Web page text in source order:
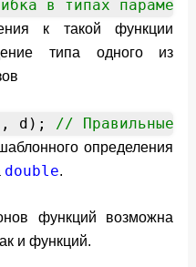
в типах
к такой функции
типа одного из
d); // Правильные
определения
double.
функций возможна
и функций.